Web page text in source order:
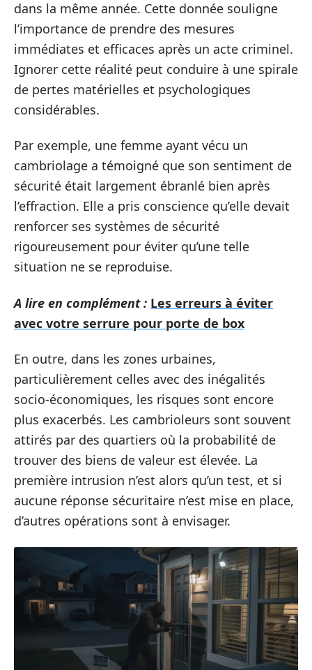
dans la même année. Cette donnée souligne
l’importance de prendre des mesures
immédiates et efficaces après un acte criminel.
Ignorer cette réalité peut conduire à une spirale
de pertes matérielles et psychologiques
considérables.
Par exemple, une femme ayant vécu un
cambriolage a témoigné que son sentiment de
sécurité était largement ébranlé bien après
l’effraction. Elle a pris conscience qu’elle devait
renforcer ses systèmes de sécurité
rigoureusement pour éviter qu’une telle
situation ne se reproduise.
A lire en complément : Les erreurs à éviter
avec votre serrure pour porte de box
En outre, dans les zones urbaines,
particulièrement celles avec des inégalités
socio-économiques, les risques sont encore
plus exacerbés. Les cambrioleurs sont souvent
attirés par des quartiers où la probabilité de
trouver des biens de valeur est élevée. La
première intrusion n’est alors qu’un test, et si
aucune réponse sécuritaire n’est mise en place,
d’autres opérations sont à envisager.